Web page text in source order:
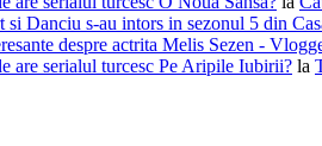
si Danciu s-au intors in sezonul 5 din
despre actrita Melis Sezen -
are serialul turcesc Pe Aripile Iubirii? la